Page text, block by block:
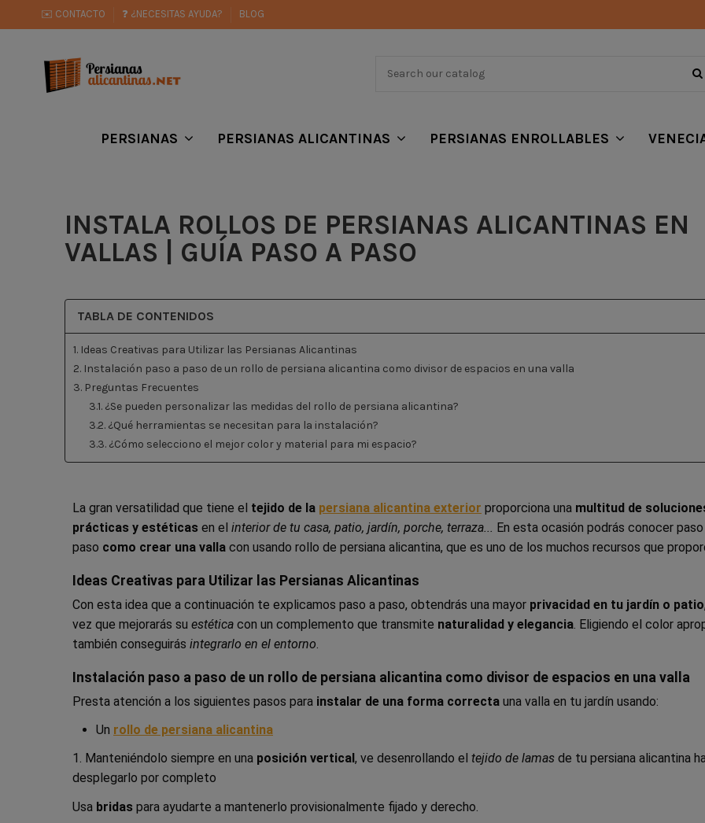
✉️ CONTACTO ❓ ¿NECESITAS AYUDA? BLOG
PERSIANAS PERSIANAS ALICANTINAS PERSIANAS ENROLLABLES
INSTALA ROLLOS DE PERSIANAS ALICANTINAS EN
VALLAS | GUÍA PASO A PASO
TABLA DE CONTENIDOS
1. Ideas Creativas para Utilizar las Persianas Alicantinas
2. Instalación paso a paso de un rollo de persiana alicantina como divisor de espacios en una valla
3. Preguntas Frecuentes
3.1. ¿Se pueden personalizar las medidas del rollo de persiana alicantina?
3.2. ¿Qué herramientas se necesitan para la instalación?
3.3. ¿Cómo selecciono el mejor color y material para mi espacio?
La gran versatilidad que tiene el tejido de la persiana alicantina exterior proporciona una multitud de
prácticas y estéticas en el interior de tu casa, patio, jardín, porche, terraza... En esta ocasión podrás conocer
paso como crear una valla con usando rollo de persiana alicantina, que es uno de los muchos recursos que
Ideas Creativas para Utilizar las Persianas Alicantinas
Con esta idea que a continuación te explicamos paso a paso, obtendrás una mayor privacidad en tu jardín o patio
vez que mejorarás su estética con un complemento que transmite naturalidad y elegancia. Eligiendo el color
también conseguirás integrarlo en el entorno.
Instalación paso a paso de un rollo de persiana alicantina como divisor de espacios en una valla
Presta atención a los siguientes pasos para instalar de una forma correcta una valla en tu jardín usando:
Un rollo de persiana alicantina
1. Manteniéndolo siempre en una posición vertical , ve desenrollando el tejido de lamas de tu persiana alicantina
desplegarlo por completo
Usa bridas para ayudarte a mantenerlo provisionalmente fijado y derecho.